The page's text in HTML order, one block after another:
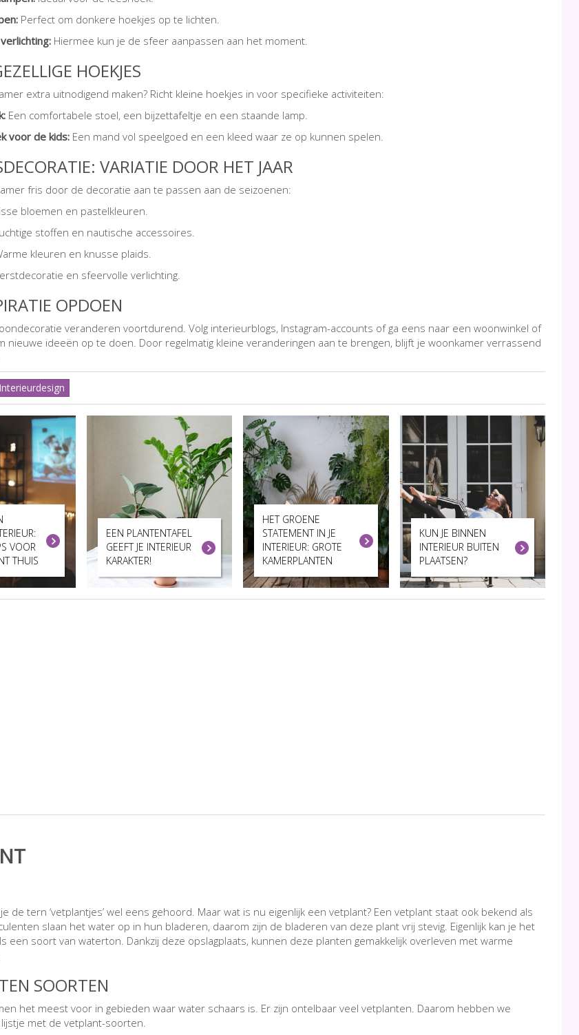
Perfect om donkere hoekjes op te lichten.
Hiermee kun je de sfeer aanpassen aan het moment.
HOEKJES
extra uitnodigend maken? Richt kleine hoekjes in voor specifieke activiteiten:
Een comfortabele stoel, een bijzettafeltje en een staande lamp.
voor de kids: Een mand vol speelgoed en een kleed waar ze op kunnen spelen.
VARIATIE DOOR HET JAAR
fris door de decoratie aan te passen aan de seizoenen:
bloemen en pastelkleuren.
stoffen en nautische accessoires.
kleuren en knusse plaids.
en sfeervolle verlichting.
OPDOEN
veranderen voortdurend. Volg interieurblogs, Instagram-accounts of ga eens naar een woonwinkel of
nieuwe ideeën op te doen. Door regelmatig kleine veranderingen aan te brengen, blijft je woonkamer verrassend
VOOR
THUIS
EEN PLANTENTAFEL
GEEFT JE INTERIEUR
KARAKTER!
HET GROENE
STATEMENT IN JE
INTERIEUR: GROTE
KAMERPLANTEN
KUN JE BINNEN
INTERIEUR BUITEN
PLAATSEN?
de tern ‘vetplantjes’ wel eens gehoord. Maar wat is nu eigenlijk een vetplant? Een vetplant staat ook bekend als
slaan het water op in hun bladeren, daarom zijn de bladeren van deze plant vrij stevig. Eigenlijk kan je het
een soort van waterton. Dankzij deze opslagplaats, kunnen deze planten gemakkelijk overleven met warme
SOORTEN
het meest voor in gebieden waar water schaars is. Er zijn ontelbaar veel vetplanten. Daarom hebben we
met de vetplant-soorten.